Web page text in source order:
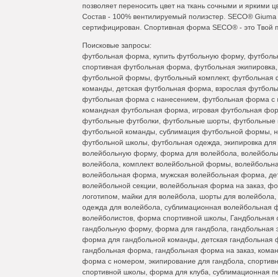
позволяет переносить цвет на ткань сочными и
Состав - 100% вентилируемый полиэстер. SECO®
сертифицирован. Спортивная форма SECO® - это Твой
Поисковые запросы:
футбольная форма, купить футбольную форму,
спортивная футбольная форма, футбольная
футбольной формы, футбольный комплект,
команды, детская футбольная форма, взрослая
футбольная форма с нанесением, футбольная форма
командная футбольная форма, игровая футбольная
футбольные футболки, футбольные шорты, футбольные
футбольной команды, сублимация футбольной формы,
футбольной школы, футбольная одежда, экипировка
волейбольную форму, форма для волейбола,
волейбола, комплект волейбольной формы,
волейбольная форма, мужская волейбольная форма,
волейбольной секции, волейбольная форма на заказ,
логотипом, майки для волейбола, шорты для
одежда для волейбола, сублимационная волейбольная
волейболистов, форма спортивной школы,
гандбольную форму, форма для гандбола, гандбольная
форма для гандбольной команды, детская
гандбольная форма, гандбольная форма на заказ,
форма с номером, экипирование для гандбола,
спортивной школы, форма для клуба, сублимационная